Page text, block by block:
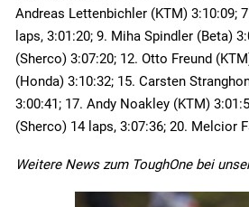
Andreas Lettenbichler (KTM) 3:10:09;
laps, 3:01:20; 9. Miha Spindler (Beta)
(Sherco) 3:07:20; 12. Otto Freund
(Honda) 3:10:32; 15. Carsten
3:00:41; 17. Andy Noakley (KTM)
(Sherco) 14 laps, 3:07:36; 20. Melcior
Weitere News zum ToughOne bei